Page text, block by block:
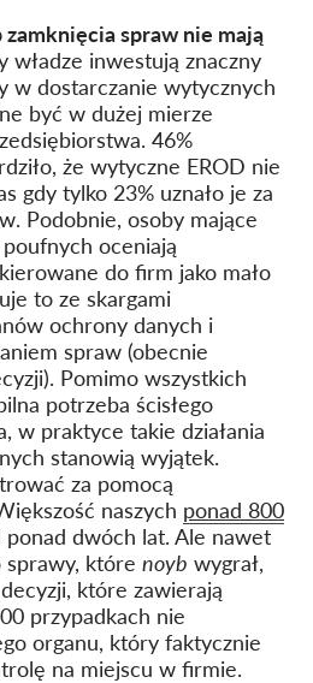
spraw nie mają
władze inwestują znaczny
w dostarczanie wytycznych
być w dużej mierze
46%
że wytyczne EROD nie
gdy tylko 23% uznało je za
Podobnie, osoby mające
oceniają
do firm jako mało
to ze skargami
ochrony danych i
spraw (obecnie
Pomimo wszystkich
potrzeba ścisłego
w praktyce takie działania
stanowią wyjątek.
za pomocą
naszych ponad 800
dwóch lat. Ale nawet
sprawy, które noyb wygrał,
które zawierają
przypadkach nie
organu, który faktycznie
na miejscu w firmie.